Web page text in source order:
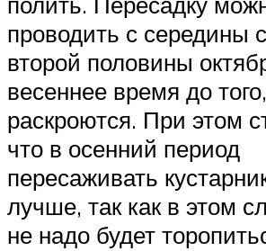
проводить с середины
второй половины
весеннее время до
раскроются. При этом
что в осенний период
пересаживать
лучше, так как в этом
не надо будет